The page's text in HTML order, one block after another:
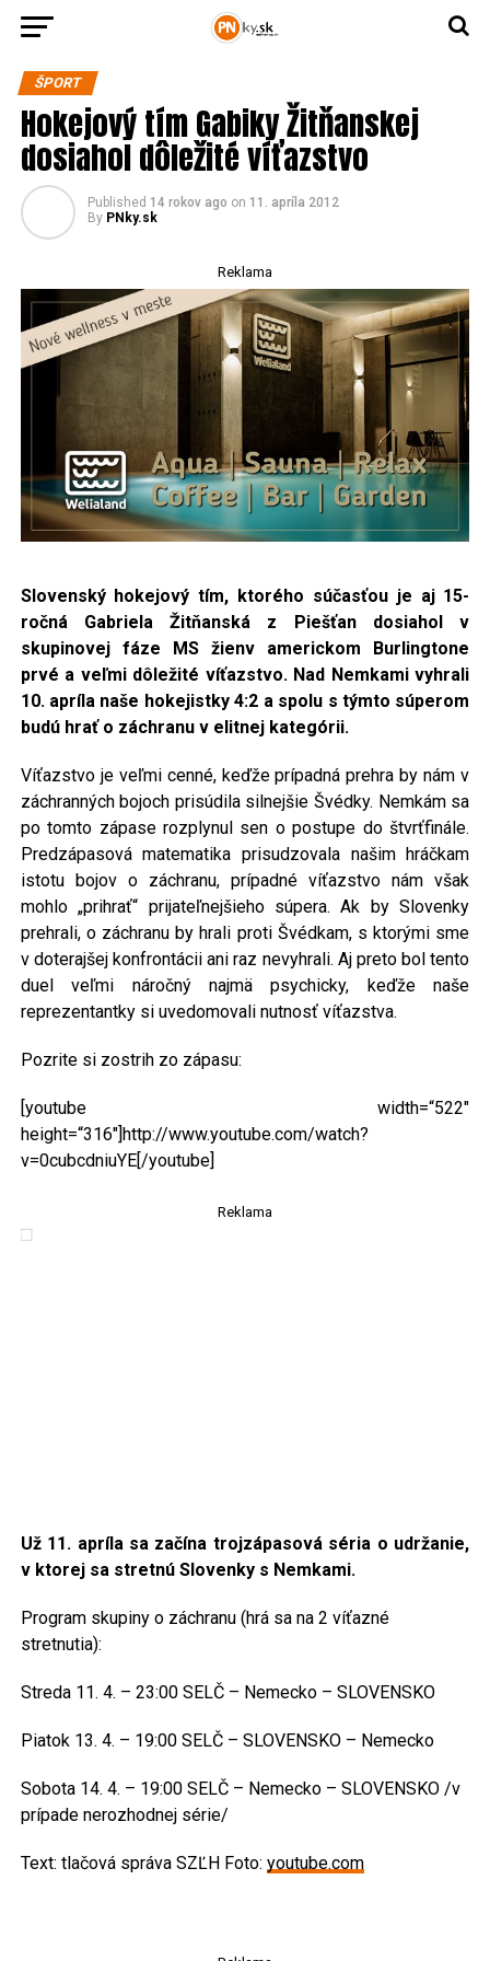
ŠPORT
Hokejový tím Gabiky Žitňanskej
dosiahol dôležité víťazstvo
Published 14 rokov ago on 11. apríla 2012
By PNky.sk
Reklama
Slovenský hokejový tím, ktorého súčasťou je aj 15-
ročná Gabriela Žitňanská z Piešťan dosiahol
v
skupinovej fáze MS žienv americkom Burlingtone
prvé a veľmi dôležité víťazstvo. Nad Nemkami vyhrali
10. apríla naše hokejistky 4:2 a spolu s týmto súperom
budú hrať o záchranu v elitnej kategórii.
Víťazstvo je veľmi cenné, keďže prípadná prehra by nám v
záchranných bojoch prisúdila silnejšie Švédky. Nemkám sa
po tomto zápase rozplynul sen o postupe do štvrťfinále.
Predzápasová matematika prisudzovala našim hráčkam
istotu bojov o záchranu, prípadné víťazstvo nám však
mohlo „prihrať“ prijateľnejšieho súpera. Ak by Slovenky
prehrali, o záchranu by hrali proti Švédkam, s ktorými sme
v doterajšej konfrontácii ani raz nevyhrali. Aj preto bol tento
duel veľmi náročný najmä psychicky, keďže naše
reprezentantky si uvedomovali nutnosť víťazstva.
Pozrite si zostrih zo zápasu:
[youtube width=“522″
height=“316″]http://www.youtube.com/watch?
v=0cubcdniuYE[/youtube]
Reklama
Už 11. apríla sa začína trojzápasová séria o udržanie,
v ktorej sa stretnú Slovenky s Nemkami.
Program skupiny o záchranu (hrá sa na 2 víťazné
stretnutia):
Streda 11. 4. – 23:00 SELČ – Nemecko – SLOVENSKO
Piatok 13. 4. – 19:00 SELČ – SLOVENSKO – Nemecko
Sobota 14. 4. – 19:00 SELČ – Nemecko – SLOVENSKO /v
prípade nerozhodnej série/
Text: tlačová správa SZĽH Foto: youtube.com